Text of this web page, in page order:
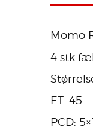
Momo
4 stk
ET: 45
PCD: